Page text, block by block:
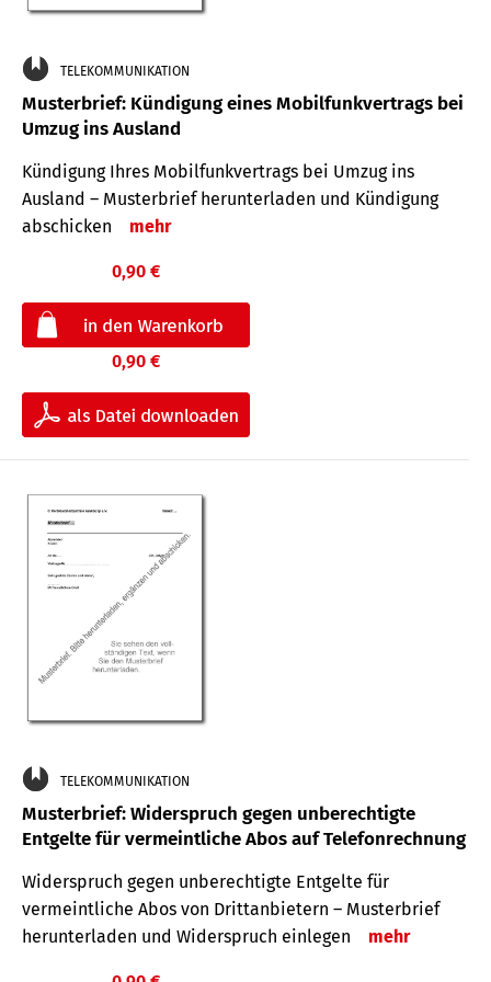
TELEKOMMUNIKATION
Musterbrief: Kündigung eines Mobilfunkvertrags bei
Umzug ins Ausland
Kündigung Ihres Mobilfunkvertrags bei Umzug ins
Ausland – Musterbrief herunterladen und Kündigung
abschicken
mehr
0,90 €
0,90 €
TELEKOMMUNIKATION
Musterbrief: Widerspruch gegen unberechtigte
Entgelte für vermeintliche Abos auf Telefonrechnung
Widerspruch gegen unberechtigte Entgelte für
vermeintliche Abos von Drittanbietern – Musterbrief
herunterladen und Widerspruch einlegen
mehr